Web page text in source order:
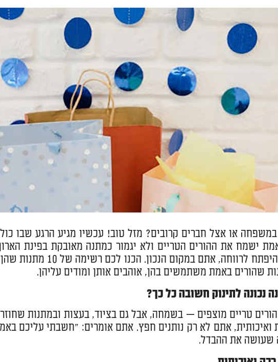
במשפחה או אצל חברים קרובים? מזל טוב! עכשיו מגיע הרגע שבו
ישמח את ההורים הטריים ולא יגמור כמתנה מאובקת בפינת
שהורים באמת משתמשים בהן, אוהבים אותן ומודים עליהן.
נכונה לתינוק חשובה כל כך?
טריים מוצפים — בשמחה, אבל גם בציוד, בעצות ובמתנות
ואיכותית, אתם לא רק נותנים חפץ. אתם אומרים: "חשבתי עליכם
שעושה את ההבדל.